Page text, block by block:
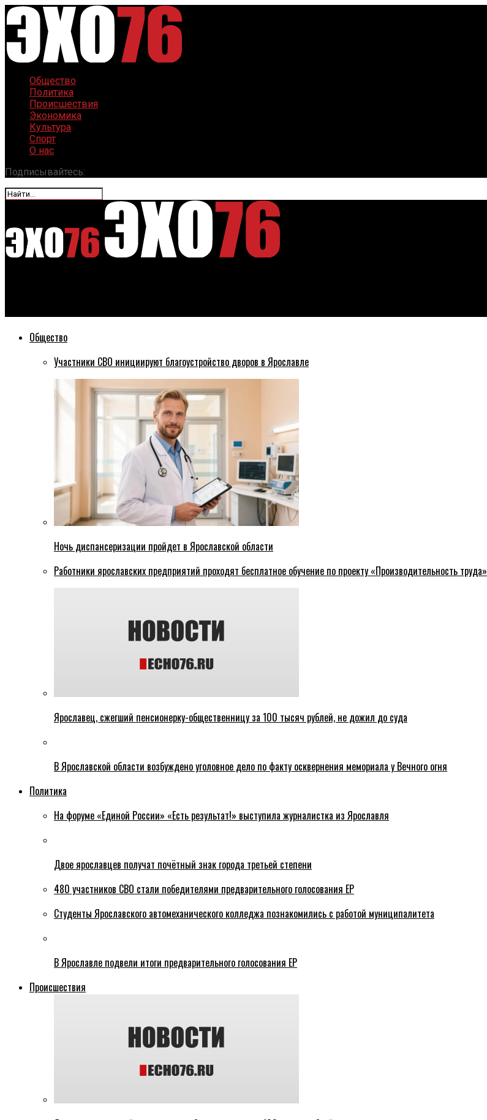
Общество
Политика
Происшествия
Экономика
Культура
Спорт
О нас
Подписывайтесь:
Общество
Участники СВО инициируют благоустройство дворов в Ярославле
Ночь диспансеризации пройдет в Ярославской области
Работники ярославских предприятий проходят бесплатное обучение по проекту «Производительность труда»
Ярославец, сжегший пенсионерку-общественницу за 100 тысяч рублей, не дожил до суда
В Ярославской области возбуждено уголовное дело по факту осквернения мемориала у Вечного огня
Политика
На форуме «Единой России» «Есть результат!» выступила журналистка из Ярославля
Двое ярославцев получат почётный знак города третьей степени
480 участников СВО стали победителями предварительного голосования ЕР
Студенты Ярославского автомеханического колледжа познакомились с работой муниципалитета
В Ярославле подвели итоги предварительного голосования ЕР
Происшествия